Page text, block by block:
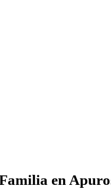
en